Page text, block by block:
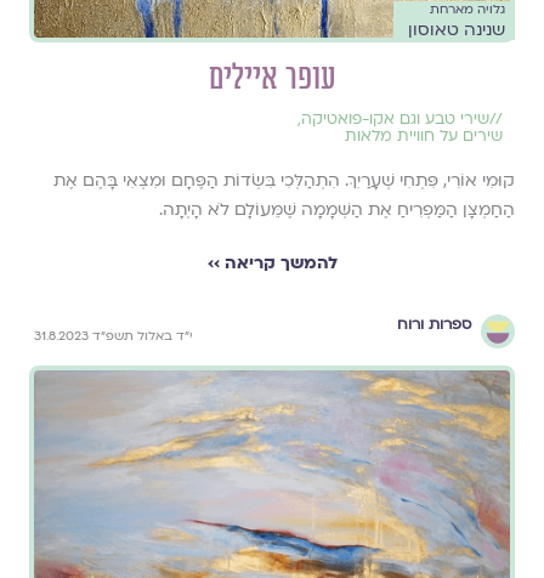
גלויה מארחת
שנינה טאוסון
עופר איילים
//שירי טבע וגם אקו-פואטיקה,
שירים על חוויית מלאות
קוּמִי אוֹרִי, פִּתְחִי שְׁעָרַיִךְ. הִתְהַלְּכִי בִּשְׂדוֹת הַפֶּחָם וּמִצְאִי בָּהֶם אֶת
הַחַמְצָן הַמַּפְרִיחַ אֶת הַשְּׁמָמָה שֶׁמֵּעוֹלָם לֹא הָיְתָה.
להמשך קריאה ››
ספרות ורוח
י״ד באלול תשפ״ד 31.8.2023